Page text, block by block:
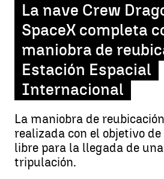
La nave Crew
SpaceX completa
maniobra de
Estación Espacial
Internacional
La maniobra de
realizada con el objetivo
libre para la llegada de
tripulación.